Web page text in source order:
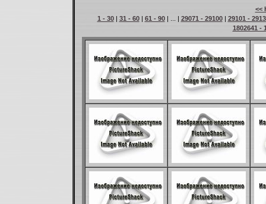
<<
1 - 30| 31 - 60| 61 - 90| ... | 29071 - 29100| 29101 -
1802641 -